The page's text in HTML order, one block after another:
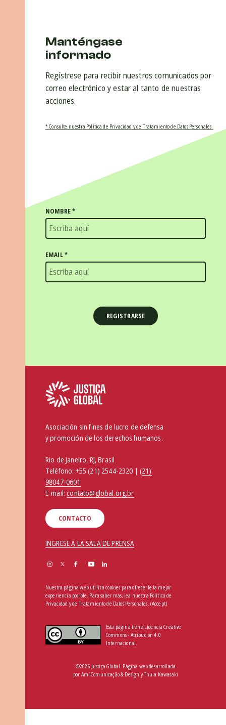
Manténgase
informado
Regístrese para recibir nuestros comunicados por
correo electrónico y estar al tanto de nuestras
acciones.
* Consulte nuestra Política de Privacidad y de Tratamiento de Datos Personales.
NOMBRE*
EMAIL*
Asociación sin fines de lucro de defensa
y promoción de los derechos humanos.
Rio de Janeiro, RJ, Brasil
Teléfono: +55 (21) 2544-2320 | (21)
98047-0601
E-mail:contato@global.org.br
CONTACTO
INGRESE A LA SALA DE PRENSA
Nuestra página web utiliza cookies para ofrecerle la mejor
experiencia posible. Para saber más, lea nuestra Política de
Privacidad y de Tratamiento de Datos Personales. (Accept)
Esta página tiene Licencia Creative
Commons - Atribución 4.0
Internacional.
©2026 Justiça Global. Página web desarrollada
por Amí Comunicação & Design yThula Kawasaki